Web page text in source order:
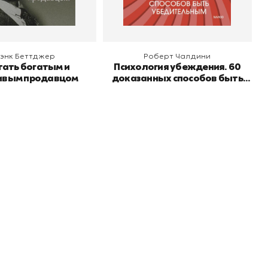
Беттджер
богатым и
продавцом
Роберт Чалдини
Психология убеждения. 60
доказанных способов быть